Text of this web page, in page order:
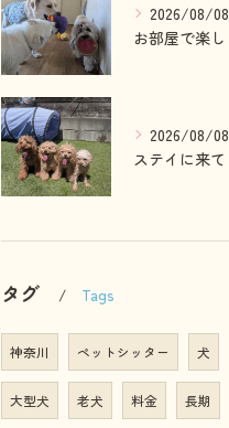
2026/08/08
2026/08/08
タグ Tags
神奈川 ペットシッター 犬
大型犬 老犬 料金 長期